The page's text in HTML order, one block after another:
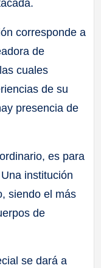
corresponde a
de
cuales
de su
presencia de
es para
institución
siendo el más
de
se dará a